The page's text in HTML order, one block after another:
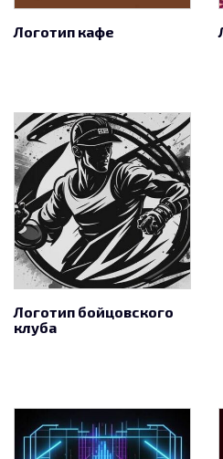
Логотип кафе
Логотип бойцовского
клуба